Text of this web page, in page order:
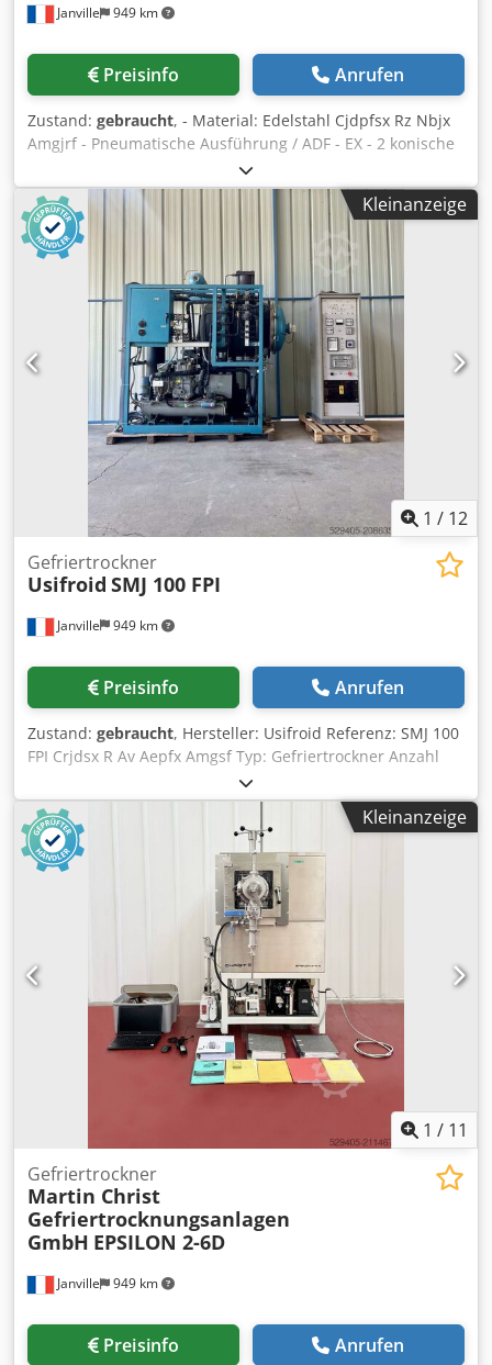
Janville 949 km
Preisinfo Anrufen
Zustand: gebraucht, - Material: Edelstahl Cjdpfsx Rz Nbjx
Amgjrf - Pneumatische Ausführung / ADF - EX - 2 konische
400L-Behälter auf Fahrgestell (pro Trockner) Modell
WSG120 / D.1200 / 900 X PF.500 - 1 Behälterwender,
gemeinsam für beide Trockner - Schaltschrank - Sicherheit
durch 2 Explosionsmembranen, gekoppelt an eine
Stickstoffgasflasche
Kleinanzeige
1 / 12
Janville 949 km
Gefriertrockner
Usifroid SMJ 100 FPI
Preisinfo Anrufen
Zustand: gebraucht, Hersteller: Usifroid Referenz: SMJ 100
FPI Crjdsx R Av Aepfx Amgsf Typ: Gefriertrockner Anzahl
der Schalen: 2 Oberfläche pro Schale: 100 cm x 50 cm 2
Luftkompressoren 1 Kälteaggregat: R22 und 502 1
Umwälzpumpe 1 Heizsystem Fehlende Teile:
Hydraulikaggregat Vakuumpumpe
Kleinanzeige
1 / 11
Janville 949 km
Gefriertrockner
Martin Christ
Gefriertrocknungsanlagen
GmbH EPSILON 2-6D
Preisinfo Anrufen